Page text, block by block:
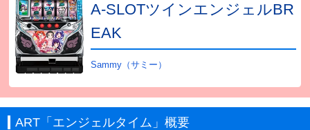
A-SLOTツインエンジェルBR
EAK
Sammy（サミー）
ART「エンジェルタイム」概要